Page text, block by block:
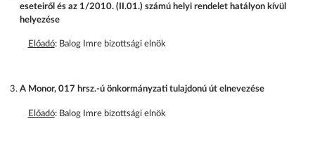
eseteiről és az 1/2010. (II.01.) számú helyi rendelet hatályon kívül
helyezése
Előadó: Balog Imre bizottsági elnök
A Monor, 017 hrsz.-ú önkormányzati tulajdonú út elnevezése
Előadó: Balog Imre bizottsági elnök